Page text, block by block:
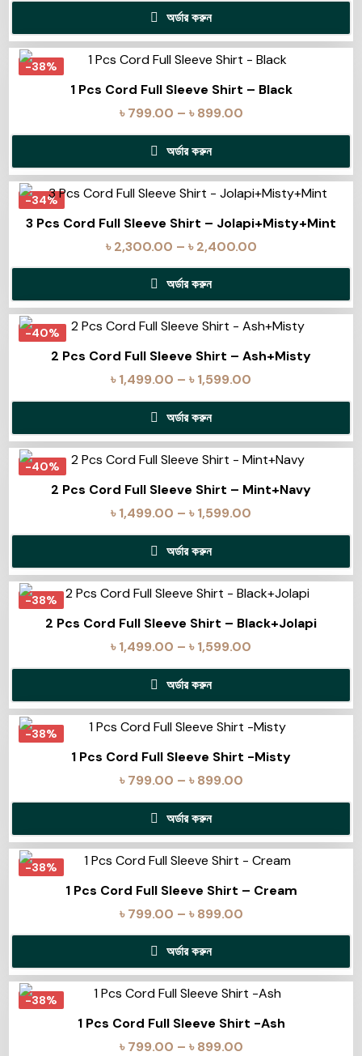
অর্ডার করুন
-38%
1 Pcs Cord Full Sleeve Shirt – Black
৳799.00 – ৳899.00
অর্ডার করুন
-34%
3 Pcs Cord Full Sleeve Shirt – Jolapi+Misty+Mint
৳2,300.00 – ৳2,400.00
অর্ডার করুন
-40%
2 Pcs Cord Full Sleeve Shirt – Ash+Misty
৳1,499.00 – ৳1,599.00
অর্ডার করুন
-40%
2 Pcs Cord Full Sleeve Shirt – Mint+Navy
৳1,499.00 – ৳1,599.00
অর্ডার করুন
-38%
2 Pcs Cord Full Sleeve Shirt – Black+Jolapi
৳1,499.00 – ৳1,599.00
অর্ডার করুন
-38%
1 Pcs Cord Full Sleeve Shirt -Misty
৳799.00 – ৳899.00
অর্ডার করুন
-38%
1 Pcs Cord Full Sleeve Shirt – Cream
৳799.00 – ৳899.00
অর্ডার করুন
-38%
1 Pcs Cord Full Sleeve Shirt -Ash
৳799.00 – ৳899.00